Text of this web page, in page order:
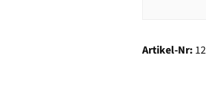
Artikel-Nr: